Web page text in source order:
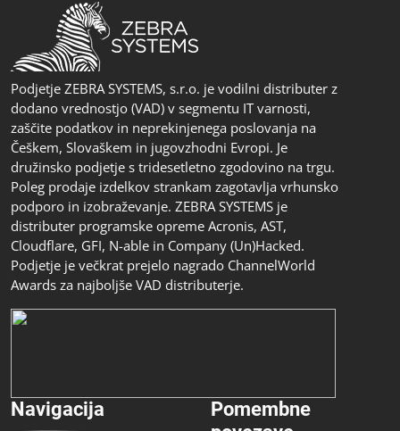
Podjetje ZEBRA SYSTEMS, s.r.o. je vodilni distributer z
dodano vrednostjo (VAD) v segmentu IT varnosti,
zaščite podatkov in neprekinjenega poslovanja na
Češkem, Slovaškem in jugovzhodni Evropi. Je
družinsko podjetje s tridesetletno zgodovino na trgu.
Poleg prodaje izdelkov strankam zagotavlja vrhunsko
podporo in izobraževanje. ZEBRA SYSTEMS je
distributer programske opreme Acronis, AST,
Cloudflare, GFI, N-able in Company (Un)Hacked.
Podjetje je večkrat prejelo nagrado ChannelWorld
Awards za najboljše VAD distributerje.
Navigacija
Pomembne